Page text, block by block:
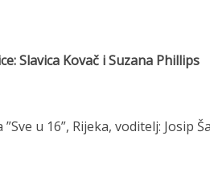
Slavica Kovač i Suzana Phillips
u 16”, Rijeka, voditelj: Josip